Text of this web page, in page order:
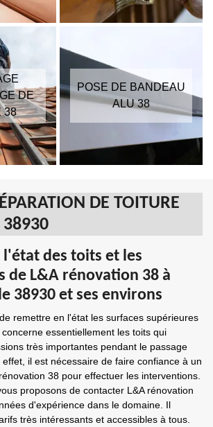
DE
38
POSE DE BANDEAU
ALU 38
DE TOITURE
38930
l'état des toits et les
de L&A rénovation 38 à
38930 et ses environs
remettre en l'état les surfaces supérieures
essentiellement les toits qui
très importantes pendant le passage
il est nécessaire de faire confiance à un
38 pour effectuer les interventions.
proposons de contacter L&A rénovation
d'expérience dans le domaine. Il
très intéressants et accessibles à tous.